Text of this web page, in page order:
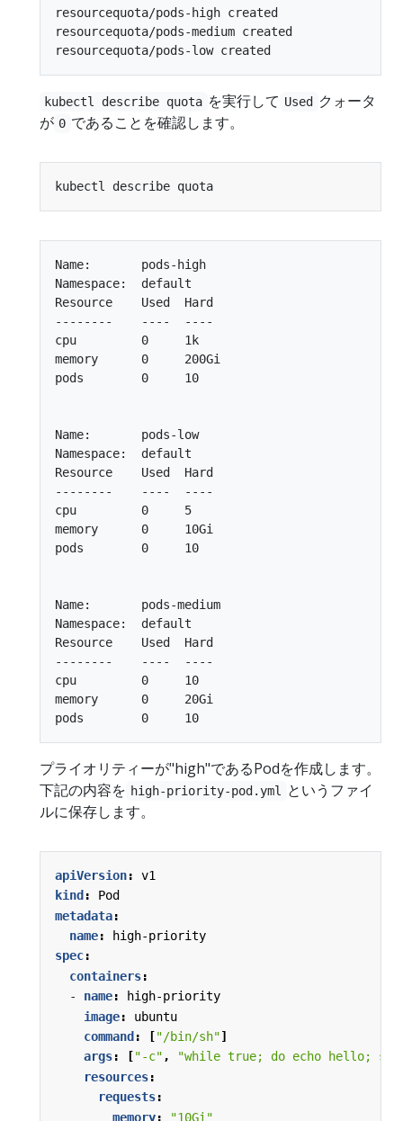
resourcequota/pods-high created
resourcequota/pods-medium created
kubectl describe quota を実行して Used
クォータ
が 0 であることを確認します。
Name:       pods-high
Namespace:  default
Resource    Used  Hard
--------    ----  ----
cpu         0     1k
memory      0     200Gi
pods        0     10
Name:       pods-low
Namespace:  default
Resource    Used  Hard
--------    ----  ----
cpu         0     5
memory      0     10Gi
pods        0     10
Name:       pods-medium
Namespace:  default
Resource    Used  Hard
--------    ----  ----
cpu         0     10
memory      0     20Gi
プライオリティーが"high"であるPodを作成します。
下記の内容を high-priority-pod.yml
というファイ
ルに保存します。
apiVersion:
v1
kind :
Pod
metadata:
name:
high-priority
spec:
containers:
- name:
high-priority
image:
ubuntu
command : ["/bin/sh"]
args: ["-c",
"while true; do echo hello;
resources:
requests:
memory: "10Gi"